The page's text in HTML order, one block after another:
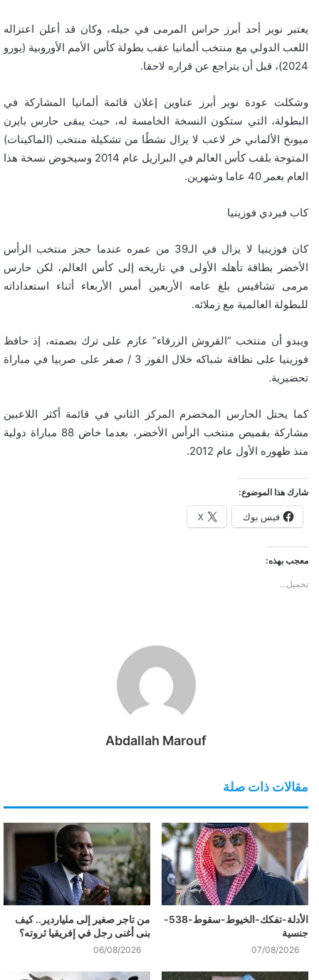
يعتبر نوير أحد أبرز حراس المرمى في جيله، وكان قد أعلن اعتزاله
اللعب الدولي مع منتخب ألمانيا عقب بطولة كأس الأمم الأوروبية (يورو
2024)، قبل أن يتراجع عن قراره لاحقا.
وشكلت عودة نوير أبرز عناوين إعلان قائمة ألمانيا المشاركة في
البطولة، التي ستكون النسخة الخامسة له، حيث يبقى حارس بايرن
ميونخ الألماني خر لاعب لا يزال نشطًا من تشكيلة منتخب (الماكينات)
المتوجة بلقب كأس العالم في البرازيل عام 2014 وسيخوض نسخة هذا
العام بعمر 40 عاما وشهرين.
كاب فيردي فوزينيا
كان فوزينيا لا يزال في الـ39 من عمره عندما حجز منتخب الرأس
الأخضر بطاقة تأهله الأولى في تاريخه إلى كأس العالم، لكن حارس
مرمى تشافيس بلغ عامه الأربعين أمس الأربعاء أثناء استعداداته
للبطولة العالمية مع زملائه.
ويبدو أن منتخب “القروش الزرقاء” عازم على ترك بصمته، إذ حافظ
فوزينيا على نظافة شباكه خلال الفوز 3 / صفر على صربيا في مباراة
تحضيرية.
كما يحتل الحارس المخضرم المركز الثاني في قائمة أكثر اللاعبين
مشاركة بقميص منتخب الرأس الأخضر، بعدما خاض 88 مباراة دولية
منذ ظهوره الأول عام 2012.
شارك هذا الموضوع:
فيس بوك X
معجب بهذه:
تحميل...
Abdallah Marouf
مقالات ذات صلة
الأدلة-تفكك-الخيوط-سقوط-538-
جنسية
07/08/2026
من تاجر صغير إلى ملياردير.. كيف
بنى أغنى رجل في إفريقيا ثروته؟
06/08/2026